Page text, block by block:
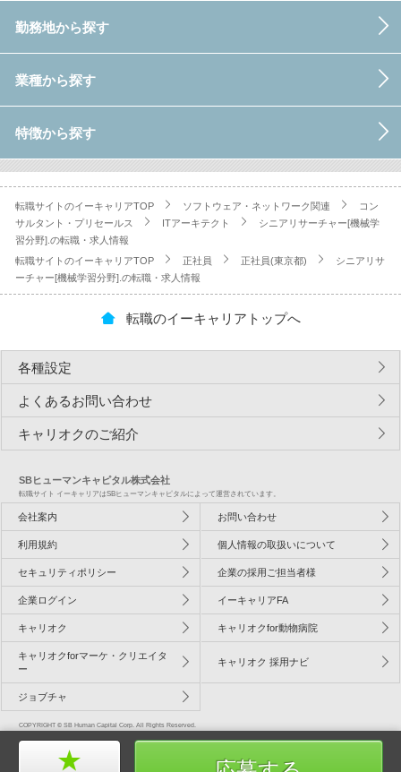
勤務地から探す
業種から探す
特徴から探す
転職サイトのイーキャリアTOP ソフトウェア・ネットワーク関連
コン
サルタント・プリセールス
ITアーキテクト
シニアリサーチャー[機械学
習分野].の転職・求人情報
転職サイトのイーキャリアTOP
正社員 正社員(東京都)
シニアリサ
ーチャー[機械学習分野].の転職・求人情報
転職のイーキャリアトップへ
各種設定
よくあるお問い合わせ
キャリオクのご紹介
SBヒューマンキャピタル株式会社
転職サイト イーキャリアはSBヒューマンキャピタルによって運営されています。
会社案内 お問い合わせ
利用規約 個人情報の取扱いについて
セキュリティポリシー 企業の採用ご担当者様
企業ログイン イーキャリアFA
キャリオク キャリオクfor動物病院
キャリオクforマーケ・クリエイタ
ー
キャリオク 採用ナビ
ジョブチャ
COPYRIGHT © SB Human Capital Corp. All Rights Reserved.